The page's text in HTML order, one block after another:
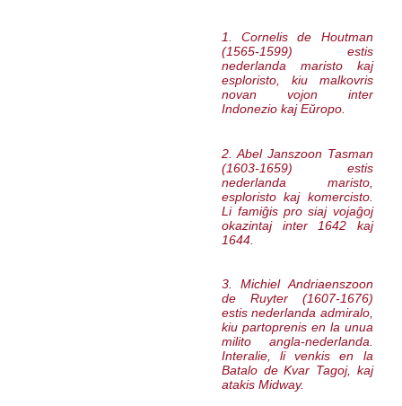
1. Cornelis de Houtman
(1565-1599) estis
nederlanda maristo kaj
esploristo, kiu malkovris
novan vojon inter
Indonezio kaj Eŭropo.
2. Abel Janszoon Tasman
(1603-1659) estis
nederlanda maristo,
esploristo kaj komercisto.
Li famiĝis pro siaj vojaĝoj
okazintaj inter 1642 kaj
1644.
3. Michiel Andriaenszoon
de Ruyter (1607-1676)
estis nederlanda admiralo,
kiu partoprenis en la unua
milito angla-nederlanda.
Interalie, li venkis en la
Batalo de Kvar Tagoj, kaj
atakis Midway.